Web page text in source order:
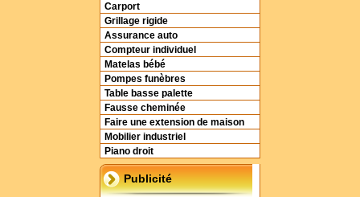
Carport
Grillage rigide
Assurance auto
Compteur individuel
Matelas bébé
Pompes funèbres
Table basse palette
Fausse cheminée
Faire une extension de maison
Mobilier industriel
Piano droit
Publicité